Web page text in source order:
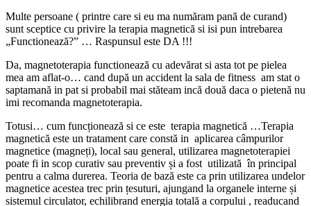
Multe persoane ( printre care si eu ma număram pană de curand)
sunt sceptice cu privire la terapia magnetică si isi pun intrebarea
„Functionează?” … Raspunsul este DA !!!
Da, magnetoterapia functionează cu adevărat si asta tot pe pielea
mea am aflat-o… cand după un accident la sala de fitness am stat o
saptamană in pat si probabil mai stăteam incă două daca o pietenă nu
imi recomanda magnetoterapia.
Totusi… cum funcționează si ce este terapia magnetică …Terapia
magnetică este un tratament care constă in aplicarea câmpurilor
magnetice (magneți), local sau general, utilizarea magnetoterapiei
poate fi in scop curativ sau preventiv și a fost utilizată în principal
pentru a calma durerea. Teoria de bază este ca prin utilizarea undelor
magnetice acestea trec prin țesuturi, ajungand la organele interne și
sistemul circulator, echilibrand energia totală a corpului , readucand